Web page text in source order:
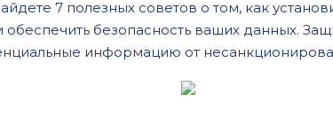
7 полезных советов о том, как
безопасность ваших данных.
информацию от